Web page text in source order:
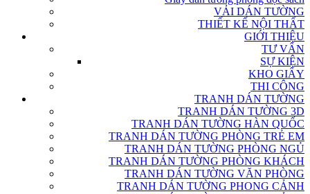
VẢI DÁN TƯỜNG
THIẾT KẾ NỘI THẤT
GIỚI THIỆU
TƯ VẤN
SỰ KIỆN
KHO GIẤY
THI CÔNG
TRANH DÁN TƯỜNG
TRANH DÁN TƯỜNG 3D
TRANH DÁN TƯỜNG HÀN QUỐC
TRANH DÁN TƯỜNG PHÒNG TRẺ EM
TRANH DÁN TƯỜNG PHÒNG NGỦ
TRANH DÁN TƯỜNG PHÒNG KHÁCH
TRANH DÁN TƯỜNG VĂN PHÒNG
TRANH DÁN TƯỜNG PHONG CẢNH